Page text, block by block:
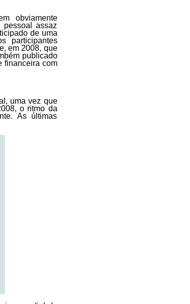
obviamente
assaz
de uma
participantes
em 2008, que
publicado
financeira com
uma vez que
o ritmo da
As últimas